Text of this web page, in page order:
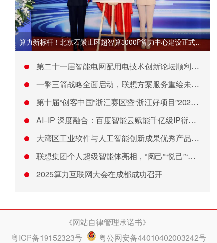
算力新标杆！北京石景山区超智算3000P算力中心建设正式启动
第二十一届智能电网配用电技术创新论坛顺利召开
一擎三箭战略全面启动，联想方案服务重绘未来业务蓝图
第十届“创客中国”浙江赛区暨“浙江好项目”2025舟山中小微
AI+IP 深度融合：百度智能云赋能千亿级IP衍生市场创新发
大湾区工业软件与人工智能创新成果优秀产品展新闻发布会在广州举
联想集团个人超级智能体亮相，“阅己”“悦己”“跃己”体验进阶
2025算力互联网大会在成都成功召开
《网站自律管理承诺书》
粤ICP备19152323号
粤公网安备44010402003242号